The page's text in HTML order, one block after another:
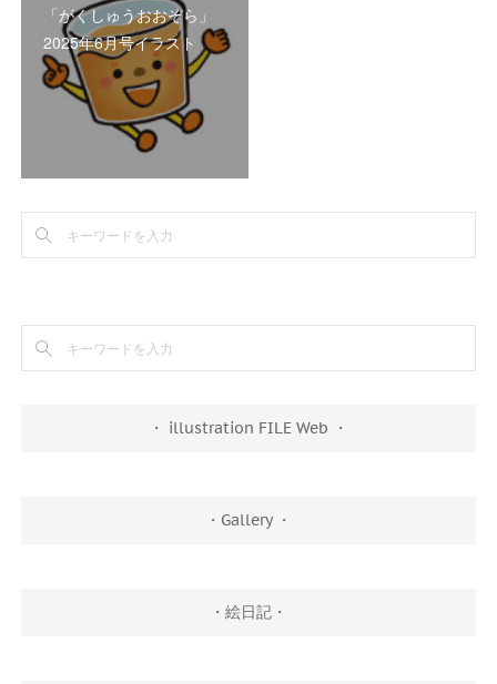
「がくしゅうおおぞら」
2025年6月号イラスト
・ illustration FILE Web ・
・Gallery ・
・絵日記・